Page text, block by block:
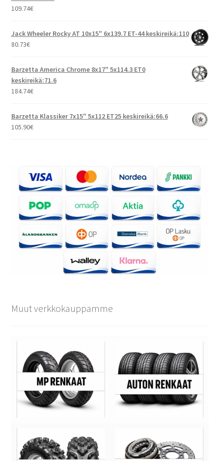
109.74€
Jack Wheeler Rocky AT 10x15" 6x139.7 ET-44 keskireikä:110
80.73€
Barzetta America Chrome 8x17" 5x114.3 ET0
keskireikä:71.6
184.74€
Barzetta Klassiker 7x15" 5x112 ET25 keskireikä:66.6
105.90€
Muut verkkokauppamme